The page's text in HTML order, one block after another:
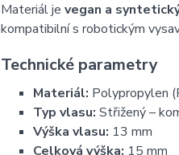
Materiál je vegan a
kompatibilní s robotickým
Technické parametry
Materiál: Polypropylen
Typ vlasu: Střižený –
Výška vlasu: 13 mm
Celková výška: 15 mm